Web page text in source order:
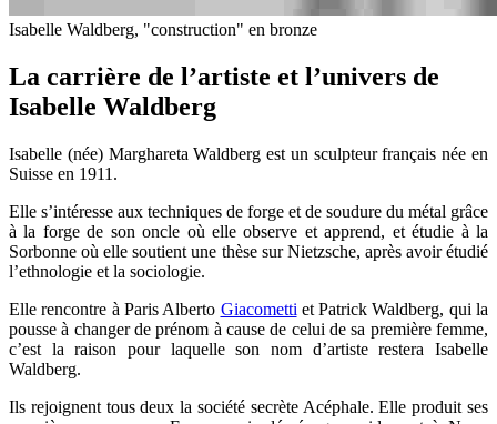
Isabelle Waldberg, "construction" en bronze
La carrière de l’artiste et l’univers de
Isabelle Waldberg
Isabelle (née) Marghareta Waldberg est un sculpteur français née en
Suisse en 1911.
Elle s’intéresse aux techniques de forge et de soudure du métal grâce
à la forge de son oncle où elle observe et apprend, et étudie à la
Sorbonne où elle soutient une thèse sur Nietzsche, après avoir étudié
l’ethnologie et la sociologie.
Elle rencontre à Paris Alberto Giacometti et Patrick Waldberg, qui la
pousse à changer de prénom à cause de celui de sa première femme,
c’est la raison pour laquelle son nom d’artiste restera Isabelle
Waldberg.
Ils rejoignent tous deux la société secrète Acéphale. Elle produit ses